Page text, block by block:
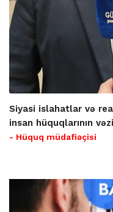
Siyasi islahatlar və
insan hüquqlarının
- Hüquq müdafiəçisi